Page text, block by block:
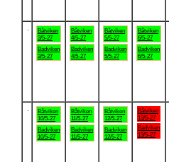
Båtviken
3/5-27
Badviken
3/5-27
Båtviken
4/5-27
Badviken
4/5-27
Båtviken
5/5-27
Badviken
5/5-27
Båtviken
6/5-27
Badviken
6/5-27
Båtviken
10/5-27
Badviken
10/5-27
Båtviken
11/5-27
Badviken
11/5-27
Båtviken
12/5-27
Badviken
12/5-27
Båtviken
13/5-27
Badviken
13/5-27